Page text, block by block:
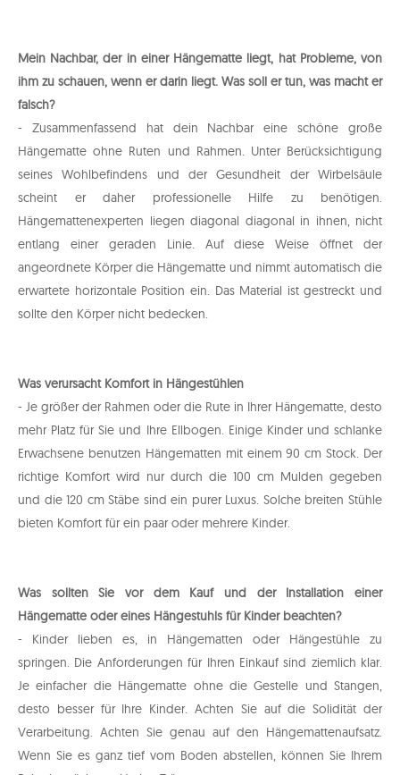
Mein Nachbar, der in einer Hängematte liegt, hat Probleme, von
ihm zu schauen, wenn er darin liegt. Was soll er tun, was macht er
falsch?
- Zusammenfassend hat dein Nachbar eine schöne große
Hängematte ohne Ruten und Rahmen. Unter Berücksichtigung
seines Wohlbefindens und der Gesundheit der Wirbelsäule
scheint er daher professionelle Hilfe zu benötigen.
Hängemattenexperten liegen diagonal diagonal in ihnen, nicht
entlang einer geraden Linie. Auf diese Weise öffnet der
angeordnete Körper die Hängematte und nimmt automatisch die
erwartete horizontale Position ein. Das Material ist gestreckt und
sollte den Körper nicht bedecken.
Was verursacht Komfort in Hängestühlen
- Je größer der Rahmen oder die Rute in Ihrer Hängematte, desto
mehr Platz für Sie und Ihre Ellbogen. Einige Kinder und schlanke
Erwachsene benutzen Hängematten mit einem 90 cm Stock. Der
richtige Komfort wird nur durch die 100 cm Mulden gegeben
und die 120 cm Stäbe sind ein purer Luxus. Solche breiten Stühle
bieten Komfort für ein paar oder mehrere Kinder.
Was sollten Sie vor dem Kauf und der Installation einer
Hängematte oder eines Hängestuhls für Kinder beachten?
- Kinder lieben es, in Hängematten oder Hängestühle zu
springen. Die Anforderungen für Ihren Einkauf sind ziemlich klar.
Je einfacher die Hängematte ohne die Gestelle und Stangen,
desto besser für Ihre Kinder. Achten Sie auf die Solidität der
Verarbeitung. Achten Sie genau auf den Hängemattenaufsatz.
Wenn Sie es ganz tief vom Boden abstellen, können Sie Ihrem